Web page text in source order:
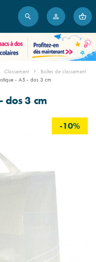
Classement
Boîtes de classement
- A5 - dos 3 cm
dos 3 cm
-10%